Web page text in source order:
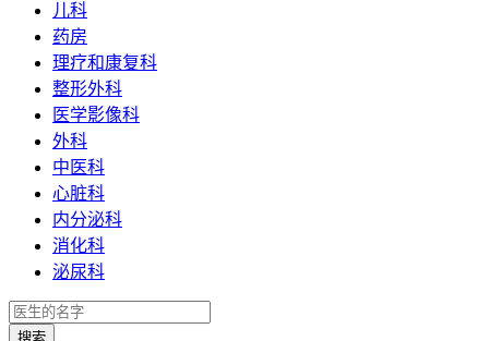
儿科
药房
理疗和康复科
整形外科
医学影像科
外科
中医科
心脏科
内分泌科
消化科
泌尿科